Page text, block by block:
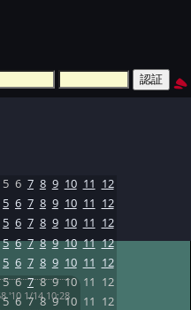
'10 1/14 10:28
5 6 7 8 9 10 11 12
5 6 7 8 9 10 11 12
5 6 7 8 9 10 11 12
5 6 7 8 9 10 11 12
5 6 7 8 9 10 11 12
5 6 7 8 9 10 11 12
5 6 7 8 9 10 11 12